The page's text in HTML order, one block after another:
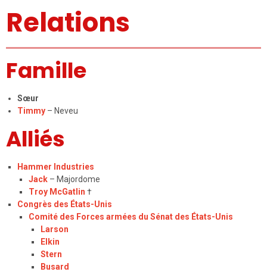
Relations
Famille
Sœur
Timmy – Neveu
Alliés
Hammer Industries
Jack – Majordome
Troy McGatlin †
Congrès des États-Unis
Comité des Forces armées du Sénat des États-Unis
Larson
Elkin
Stern
Busard